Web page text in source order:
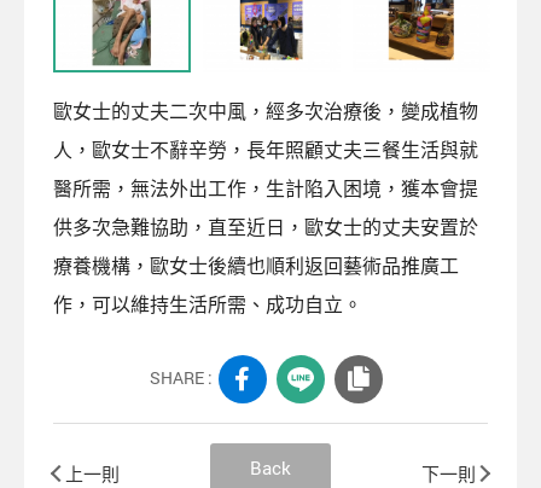
歐女士的丈夫二次中風，經多次治療後，變成植物
人，歐女士不辭辛勞，長年照顧丈夫三餐生活與就
醫所需，無法外出工作，生計陷入困境，獲本會提
供多次急難協助，直至近日，歐女士的丈夫安置於
療養機構，歐女士後續也順利返回藝術品推廣工
作，可以維持生活所需、成功自立。
SHARE :
上一則 Back 下一則